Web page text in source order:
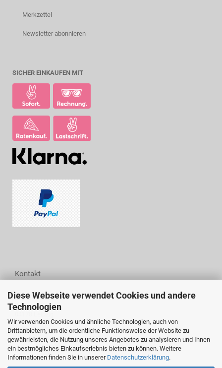
Diese Webseite verwendet Cookies und andere
Technologien
Wir verwenden Cookies und ähnliche Technologien, auch von
Drittanbietern, um die ordentliche Funktionsweise der Website zu
gewährleisten, die Nutzung unseres Angebotes zu analysieren und Ihnen
ein bestmögliches Einkaufserlebnis bieten zu können. Weitere
Informationen finden Sie in unserer Datenschutzerklärung.
Merkzettel
Newsletter abonnieren
SICHER EINKAUFEN MIT
Kontakt
Woodwell GmbH
Wittestraße 6
04178 Leipzig
Tel.: (+49) 0341 44 24 94 54
Fax: (+49) 0341 44 24 94 55
E-Mail: info@woodwell.de